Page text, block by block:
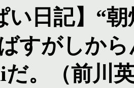
い日記】“
すがしか
。（前川